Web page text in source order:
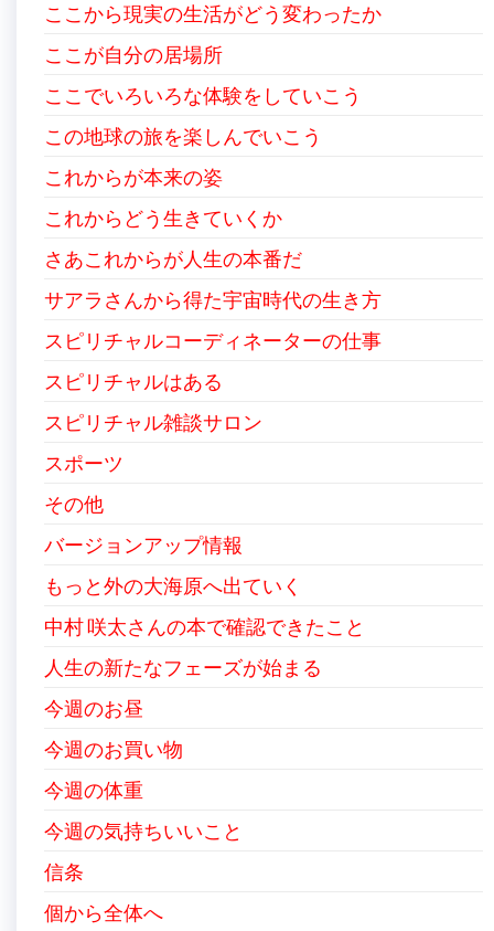
ここから現実の生活がどう変わったか
ここが自分の居場所
ここでいろいろな体験をしていこう
この地球の旅を楽しんでいこう
これからが本来の姿
これからどう生きていくか
さあこれからが人生の本番だ
サアラさんから得た宇宙時代の生き方
スピリチャルコーディネーターの仕事
スピリチャルはある
スピリチャル雑談サロン
スポーツ
その他
バージョンアップ情報
もっと外の大海原へ出ていく
中村 咲太さんの本で確認できたこと
人生の新たなフェーズが始まる
今週のお昼
今週のお買い物
今週の体重
今週の気持ちいいこと
信条
個から全体へ